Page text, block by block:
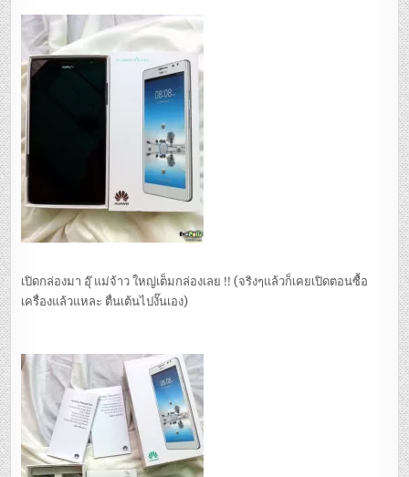
เปิดกล่องมา อุ๊ แม่จ้าว ใหญ่เต็มกล่องเลย !! (จริงๆแล้วก็เคยเปิดตอนซื้อ
เครื่องแล้วแหละ ตื่นเต้นไปงั๊นเอง)